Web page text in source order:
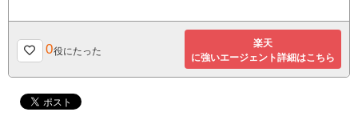
0役にたった
楽天
に強いエージェント詳細はこちら